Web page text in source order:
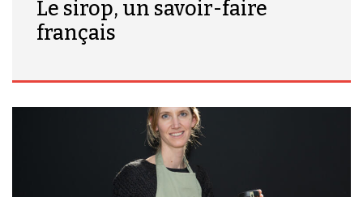
Le sirop, un savoir-faire
français